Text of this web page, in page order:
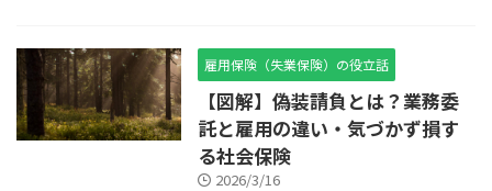
雇用保険（失業保険）の役立話
【図解】偽装請負とは？業務委
託と雇用の違い・気づかず損す
る社会保険
2026/3/16